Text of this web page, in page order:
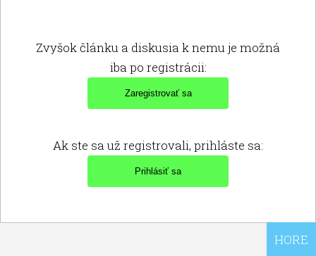
HORE
Zvyšok článku a diskusia k nemu je možná
iba po registrácii:
Ak ste sa už registrovali, prihláste sa: